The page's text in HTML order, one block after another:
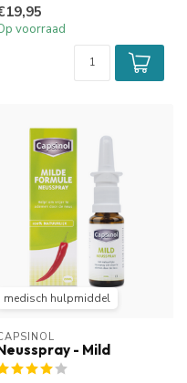
...
voorraad
medisch hulpmiddel
- Mild